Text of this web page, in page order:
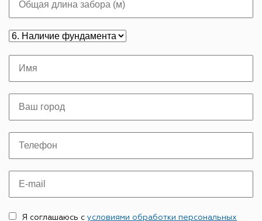
Я соглашаюсь с условиями обработки персональных